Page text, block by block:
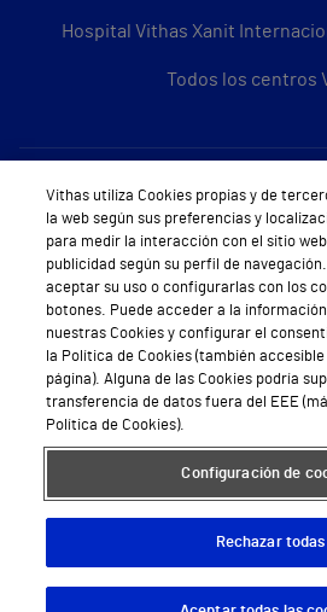
Hospital Vithas Xanit
Todos los centros
Sobre Vithas
Quiénes somos
Trabajar en
Teléfono Cita
Teléfono Atención
Política de seguridad y
Conoce a
Aviso Legal Política de cookies Política de privacidad
Vithas utiliza Cookies propias y de
la web según sus preferencias y
para medir la interacción con el sitio
publicidad según su perfil de
aceptar su uso o configurarlas con los
botones. Puede acceder a la
nuestras Cookies y configurar el
la Política de Cookies (también
página). Alguna de las Cookies podría
transferencia de datos fuera del EEE
Política de Cookies).
Configuración de
Rechazar todas